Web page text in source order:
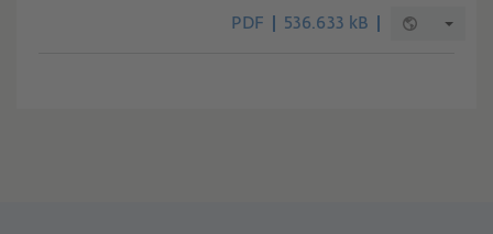
PDF 536.633 kB